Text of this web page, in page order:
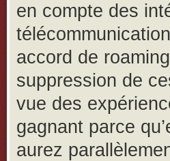
en compte des
accord de
suppression de
vue des
gagnant parce
aurez